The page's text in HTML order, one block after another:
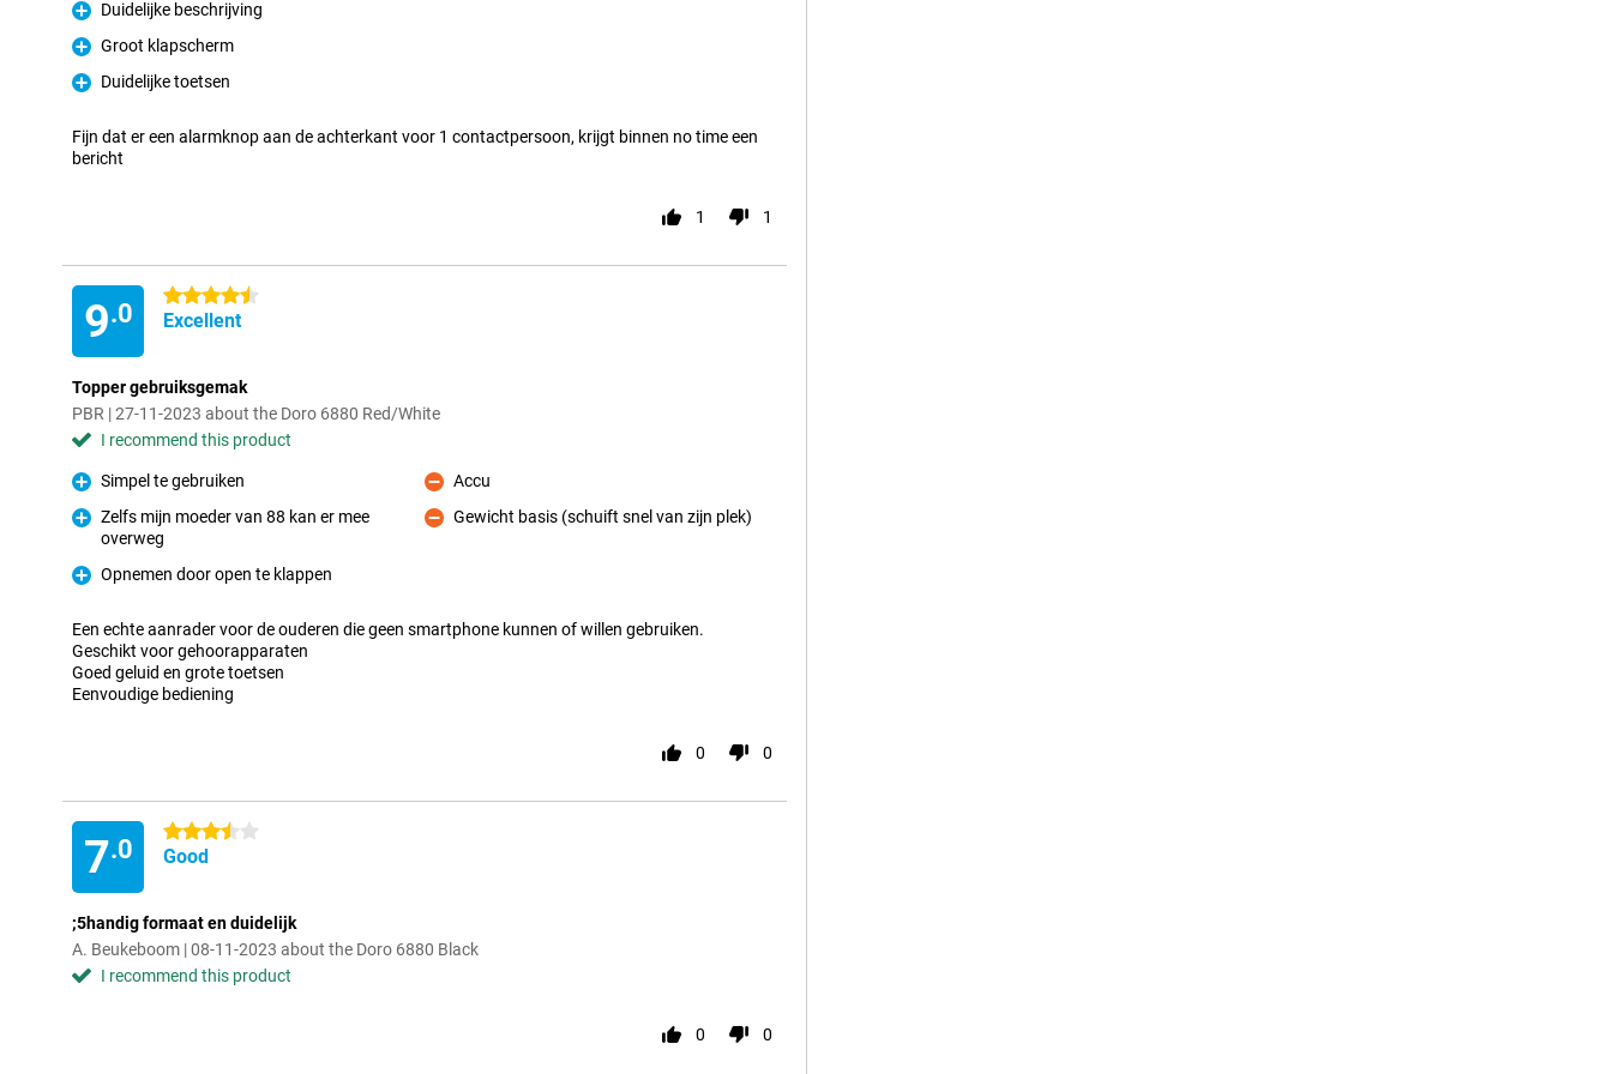
Pro
Duidelijke beschrijving
Pro
Groot klapscherm
Pro
Duidelijke toetsen
Fijn dat er een alarmknop aan de achterkant voor 1 contactpersoon, krijgt binnen no time een
bericht
1 1
9.0
4.5 stars
Excellent
Topper gebruiksgemak
PBR | 27-11-2023 about the Doro 6880 Red/White
I recommend this product
Pro
Simpel te gebruiken
Zelfs mijn moeder van 88 kan er mee
overweg
Pro
Opnemen door open te klappen
Con
Accu
Con
Gewicht basis (schuift snel van zijn plek)
Een echte aanrader voor de ouderen die geen smartphone kunnen of willen gebruiken.
Geschikt voor gehoorapparaten
Goed geluid en grote toetsen
Eenvoudige bediening
0 0
7.0
3.5 stars
Good
;5handig formaat en duidelijk
A. Beukeboom | 08-11-2023 about the Doro 6880 Black
I recommend this product
0 0